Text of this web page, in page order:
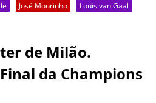
José Mourinho
Louis van Gaal
de Milão.
da Champions